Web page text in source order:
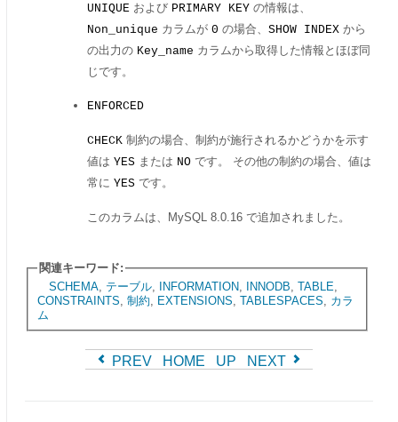
UNIQUE および PRIMARY KEY の情報は、
Non_unique カラムが 0 の場合、 SHOW INDEX から
の出力の Key_name カラムから取得した情報とほぼ同
じです。
ENFORCED
CHECK 制約の場合、制約が施行されるかどうかを示す
値は YES または NO です。 その他の制約の場合、値は
常に YES です。
このカラムは、MySQL 8.0.16 で追加されました。
関連キーワード:
SCHEMA, テーブル, INFORMATION, INNODB TABLE
CONSTRAINTS 制約 EXTENSIONS TABLESPACES
カラ
ム
PREV HOME UP NEXT